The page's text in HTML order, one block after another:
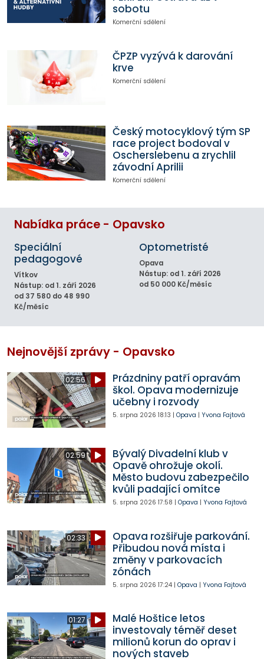
sobotu
Komerční sdělení
ČPZP vyzývá k darování
krve
Komerční sdělení
Český motocyklový tým SP
race project bodoval v
Oscherslebenu a zrychlil
závodní Aprilii
Komerční sdělení
Nabídka práce - Opavsko
Speciální
pedagogové
Vítkov
Nástup: od 1. září 2026
od 37 580 do 48 990
Kč/měsíc
Optometristé
Opava
Nástup: od 1. září 2026
od 50 000 Kč/měsíc
Nejnovější zprávy - Opavsko
02:56
Prázdniny patří opravám
škol. Opava modernizuje
učebny i rozvody
5. srpna 2026 18:13 | Opava | Yvona Fajtová
02:59
Bývalý Divadelní klub v
Opavě ohrožuje okolí.
Město budovu zabezpečilo
kvůli padající omítce
5. srpna 2026 17:58 | Opava | Yvona Fajtová
02:33
Opava rozšiřuje parkování.
Přibudou nová místa i
změny v parkovacích
zónách
5. srpna 2026 17:24| Opava | Yvona Fajtová
01:27
Malé Hoštice letos
investovaly téměř deset
milionů korun do oprav i
nových staveb